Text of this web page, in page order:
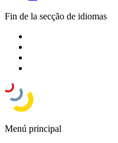
Fin de la secção de idiomas
Menú principal